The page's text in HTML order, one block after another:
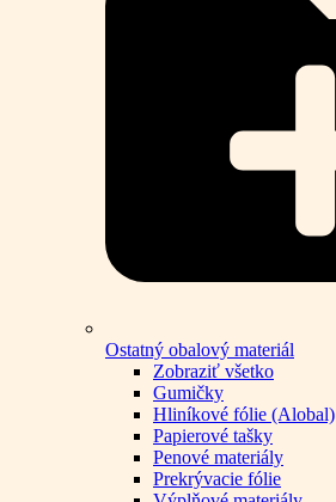
Ostatný obalový materiál
Zobraziť všetko
Gumičky
Hliníkové fólie (Alobal)
Papierové tašky
Penové materiály
Prekrývacie fólie